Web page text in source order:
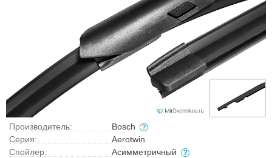
Производитель:
Bosch
Серия:
Aerotwin
Спойлер:
Асимметричный